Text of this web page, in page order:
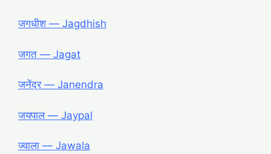
जगधीश ― Jagdhish
जगत ― Jagat
जनेंद्र ― Janendra
जयपाल ― Jaypal
ज्वाला ― Jawala